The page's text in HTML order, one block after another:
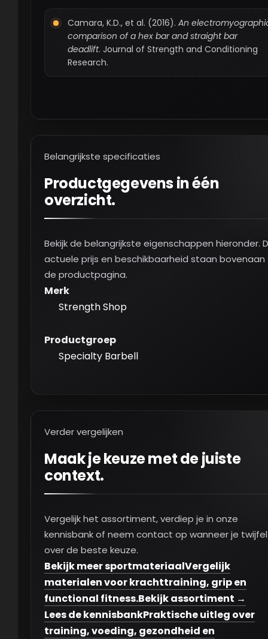
Camara, K.D., et al. (2016). An
comparison of a hex bar and straight bar
deadlift. Journal of Strength and Conditioning
Research.
Belangrijkste specificaties
Productgegevens in één
overzicht.
Bekijk de belangrijkste eigenschappen hieronder.
actuele prijs en beschikbaarheid staan bovenaan
de productpagina.
Merk
Strength Shop
Productgroep
Specialty Barbell
Verder vergelijken
Maak je keuze met de juiste
context.
Vergelijk het assortiment, verdiep je in onze
kennisbank of neem contact op wanneer je
over de beste keuze.
Bekijk meer sportmateriaalVergelijk
materialen voor krachttraining, grip en
functional fitness.Bekijk assortiment →
Lees de kennisbankPraktische uitleg over
training, voeding, gezondheid en